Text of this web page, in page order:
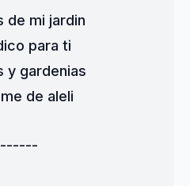
de mi jardin
para ti
y gardenias
de aleli